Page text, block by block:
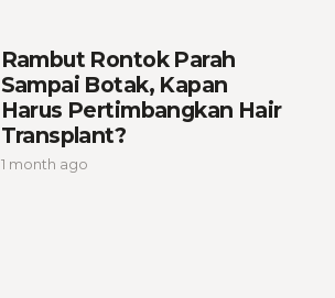
Rambut Rontok Parah
Sampai Botak, Kapan
Harus Pertimbangkan Hair
Transplant?
1 month ago